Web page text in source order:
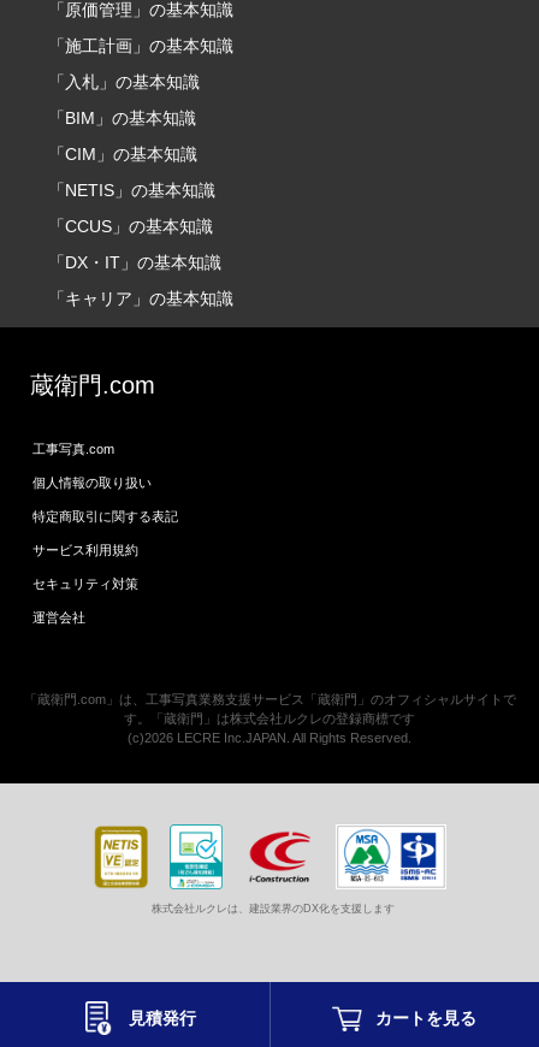
見積発行 カートを見る
「原価管理」の基本知識
「施工計画」の基本知識
「入札」の基本知識
「BIM」の基本知識
「CIM」の基本知識
「NETIS」の基本知識
「CCUS」の基本知識
「DX・IT」の基本知識
「キャリア」の基本知識
蔵衛門.com
工事写真.com
個人情報の取り扱い
特定商取引に関する表記
サービス利用規約
セキュリティ対策
運営会社
「蔵衛門.com」は、工事写真業務支援サービス「蔵衛門」のオフィシャルサイトで
す。「蔵衛門」は株式会社ルクレの登録商標です
(c)2026 LECRE Inc.JAPAN. All Rights Reserved.
株式会社ルクレは、建設業界のDX化を支援します